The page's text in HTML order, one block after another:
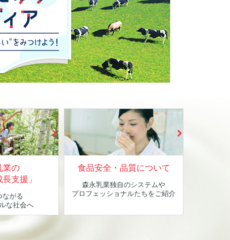
業の
長支援」
ながる
な社会へ
食品安全・品質について
森永乳業独自のシステムや
プロフェッショナルたちをご紹介